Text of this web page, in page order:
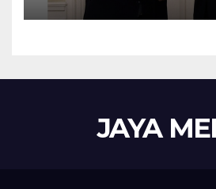
JAYA